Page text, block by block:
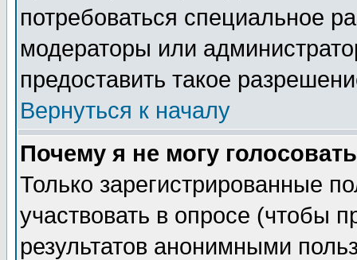
потребоваться специальное
модераторы или
предоставить такое
Вернуться к началу
Почему я не могу
Только зарегистрированные
участвовать в опросе (чтобы
результатов анонимными